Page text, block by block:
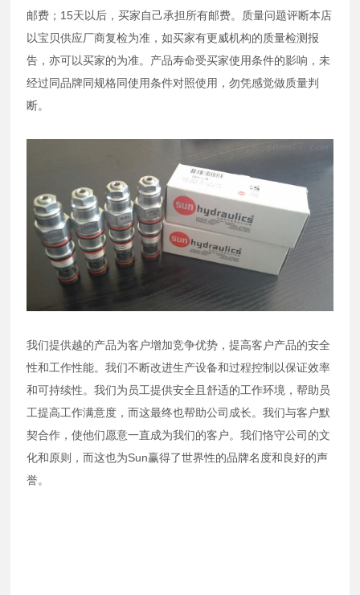
邮费；15天以后，买家自己承担所有邮费。质量问题评断本店
以宝贝供应厂商复检为准，如买家有更威机构的质量检测报
告，亦可以买家的为准。产品寿命受买家使用条件的影响，未
经过同品牌同规格同使用条件对照使用，勿凭感觉做质量判
断。
我们提供越的产品为客户增加竞争优势，提高客户产品的安全
性和工作性能。我们不断改进生产设备和过程控制以保证效率
和可持续性。我们为员工提供安全且舒适的工作环境，帮助员
工提高工作满意度，而这最终也帮助公司成长。我们与客户默
契合作，使他们愿意一直成为我们的客户。我们恪守公司的文
化和原则，而这也为Sun赢得了世界性的品牌名度和良好的声
誉。